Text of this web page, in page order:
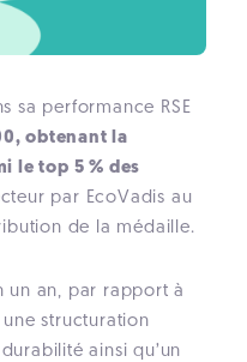
sa performance RSE
obtenant la
le top 5 % des
par EcoVadis au
de la médaille.
un an, par rapport à
une structuration
ainsi qu’un